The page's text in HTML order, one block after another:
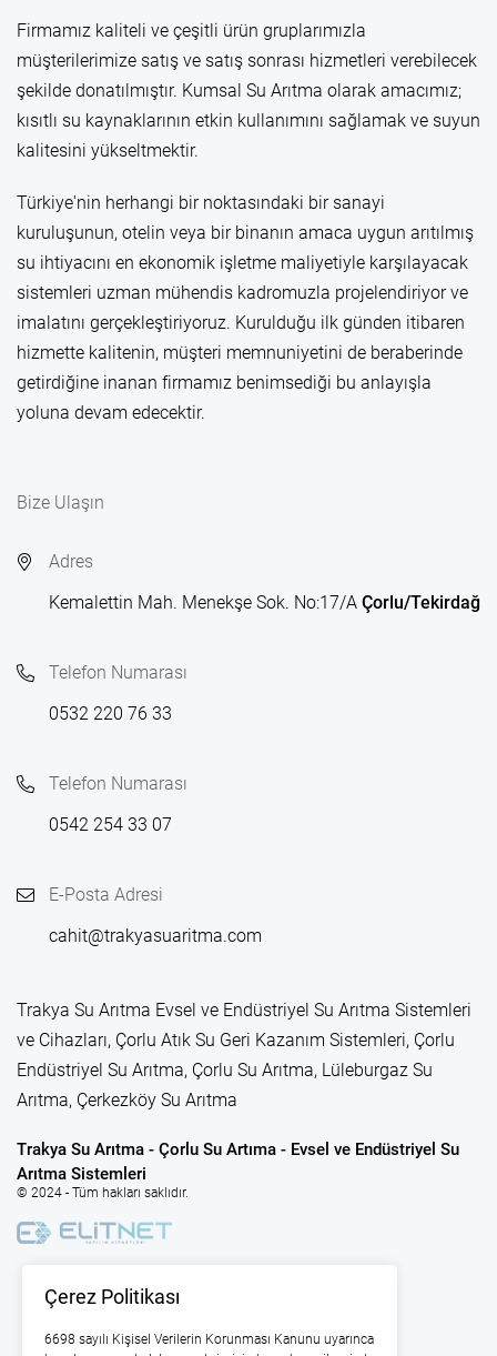
Firmamız kaliteli ve çeşitli ürün gruplarımızla
müşterilerimize satış ve satış sonrası hizmetleri verebilecek
şekilde donatılmıştır. Kumsal Su Arıtma olarak amacımız;
kısıtlı su kaynaklarının etkin kullanımını sağlamak ve suyun
kalitesini yükseltmektir.
Türkiye'nin herhangi bir noktasındaki bir sanayi
kuruluşunun, otelin veya bir binanın amaca uygun arıtılmış
su ihtiyacını en ekonomik işletme maliyetiyle karşılayacak
sistemleri uzman mühendis kadromuzla projelendiriyor ve
imalatını gerçekleştiriyoruz. Kurulduğu ilk günden itibaren
hizmette kalitenin, müşteri memnuniyetini de beraberinde
getirdiğine inanan firmamız benimsediği bu anlayışla
yoluna devam edecektir.
Bize Ulaşın
Adres
Kemalettin Mah. Menekşe Sok. No:17/A Çorlu/Tekirdağ
Telefon Numarası
0532 220 76 33
Telefon Numarası
0542 254 33 07
E-Posta Adresi
cahit@trakyasuaritma.com
Trakya Su Arıtma Evsel ve Endüstriyel Su Arıtma Sistemleri
ve Cihazları, Çorlu Atık Su Geri Kazanım Sistemleri, Çorlu
Endüstriyel Su Arıtma, Çorlu Su Arıtma, Lüleburgaz Su
Arıtma, Çerkezköy Su Arıtma
Trakya Su Arıtma - Çorlu Su Artıma - Evsel ve Endüstriyel Su
Arıtma Sistemleri
© 2024 - Tüm hakları saklıdır.
Çerez Politikası
6698 sayılı Kişisel Verilerin Korunması Kanunu uyarınca